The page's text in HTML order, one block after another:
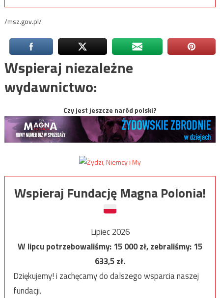
/msz.gov.pl/
Wspieraj niezależne
wydawnictwo:
Czy jest jeszcze naród polski?
Wspieraj Fundację Magna Polonia!
Lipiec 2026
W lipcu potrzebowaliśmy:15 000zł, zebraliśmy:15
633,5zł.
Dziękujemy! i zachęcamy do dalszego wsparcia naszej
fundacji.